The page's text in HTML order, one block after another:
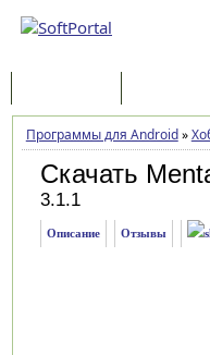
Программы для Android»
Скачать
3.1.1
Описание Отзывы